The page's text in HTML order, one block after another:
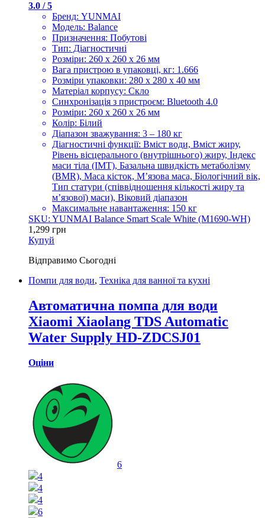
3.0 / 5
Бренд: YUNMAI
Модель: Balance
Призначення: Побутові
Тип: Діагностичні
Розміри: 260 x 260 x 26 мм
Вага пристрою в упаковці, кг: 1.666
Розміри упаковки: 280 х 280 х 40 мм
Матеріал корпусу: Скло
Синхронізація з пристроєм: Bluetooth 4.0
Розміри: 260 x 260 x 26 мм
Колір: Білий
Діапазон зважування: 3 – 180 кг
Діагностичні функції: Вміст води, Вміст жиру,
Рівень вісцерального (внутрішнього) жиру, Індекс
маси тіла (ІМТ), Базальна швидкість метаболізму
(BMR), Маса кісток, М’язова маса, Біологічний вік,
Тип статури (співвідношення кількості жиру та
м’язової) маси), Віковий діапазон
Максимальне навантаження: 150 кг
SKU: YUNMAI Balance Smart Scale White (M1690-WH)
1,299 грн
Купуй
Відправимо Сьогодні
Помпи для води, Техніка для ванної та кухні
Автоматична помпа для води
Xiaomi Xiaolang TDS Automatic
Water Supply HD-ZDCSJ01
Оціни
6
4
4
4
6